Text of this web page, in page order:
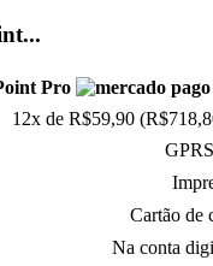
Pro
12x de R$59,90
Cartão de
Na conta